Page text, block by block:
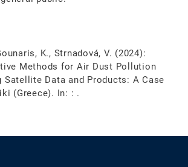
K., Strnadová, V. (2024):
Methods for Air Dust Pollution
Data and Products: A Case
(Greece). In: : .